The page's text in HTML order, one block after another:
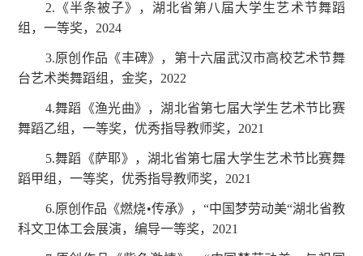
2.《半条被子》，湖北省第八届大学生艺术节舞蹈
组，一等奖，2024
3.原创作品《丰碑》，第十六届武汉市高校艺术节舞
台艺术类舞蹈组，金奖，2022
4.舞蹈《渔光曲》，湖北省第七届大学生艺术节比赛
舞蹈乙组，一等奖，优秀指导教师奖，2021
5.舞蹈《萨耶》，湖北省第七届大学生艺术节比赛舞
蹈甲组，一等奖，优秀指导教师奖，2021
6.原创作品《燃烧•传承》，“中国梦劳动美“湖北省教
科文卫体工会展演，编导一等奖，2021